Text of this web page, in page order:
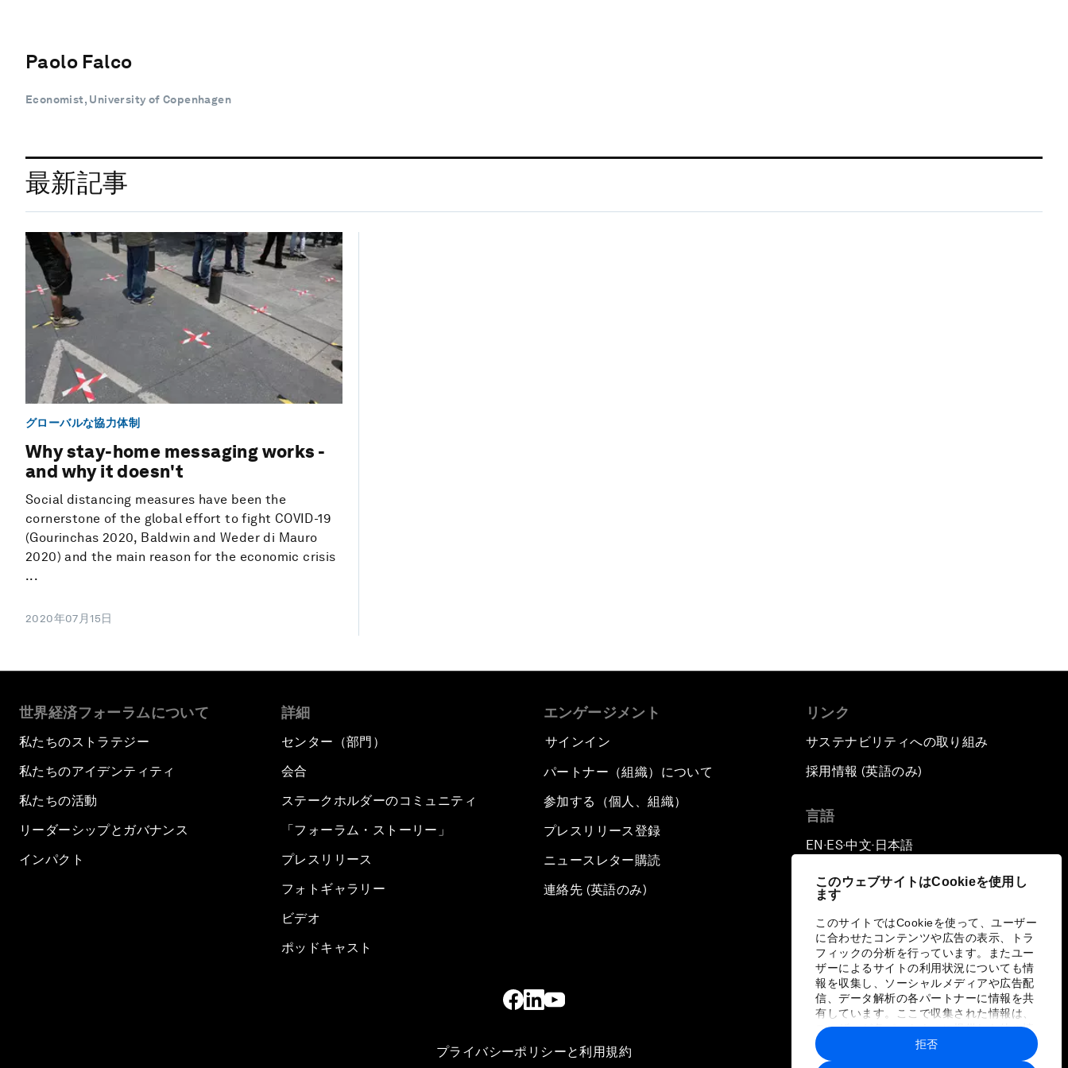
このウェブサイトはCookieを使用し
ます
このサイトではCookieを使って、ユーザー
に合わせたコンテンツや広告の表示、トラ
フィックの分析を行っています。またユー
ザーによるサイトの利用状況についても情
報を収集し、ソーシャルメディアや広告配
信、データ解析の各パートナーに情報を共
有しています。ここで収集された情報は、
ユーザーが各パートナーに提供した他の情
報や各パートナーのサービスを使用した際
に収集された情報と組み合わされ、各パー
拒否
Paolo Falco
Economist, University of Copenhagen
最新記事
グローバルな協力体制
Why stay-home messaging works -
and why it doesn't
Social distancing measures have been the
cornerstone of the global effort to fight COVID-19
(Gourinchas 2020, Baldwin and Weder di Mauro
2020) and the main reason for the economic crisis
...
2020年07月15日
世界経済フォーラムについて
私たちのストラテジー
私たちのアイデンティティ
私たちの活動
リーダーシップとガバナンス
インパクト
詳細
センター（部門）
会合
ステークホルダーのコミュニティ
「フォーラム・ストーリー」
プレスリリース
フォトギャラリー
ビデオ
ポッドキャスト
エンゲージメント
サインイン
パートナー（組織）について
参加する（個人、組織）
プレスリリース登録
ニュースレター購読
連絡先 (英語のみ)
リンク
サステナビリティへの取り組み
採用情報 (英語のみ)
言語
EN ▪ ES▪中文▪ 日本語
プライバシーポリシーと利用規約